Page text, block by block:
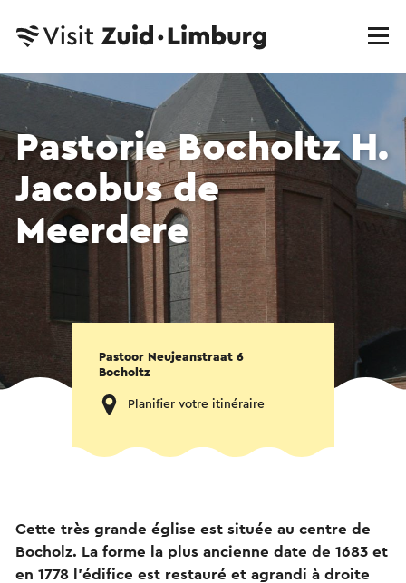
Pastorie Bocholtz H.
Jacobus de
Meerdere
Pastoor Neujeanstraat 6
Bocholtz
Planifier votre itinéraire
Cette très grande église est située au centre de
Bocholz. La forme la plus ancienne date de 1683 et
en 1778 l'édifice est restauré et agrandi à droite